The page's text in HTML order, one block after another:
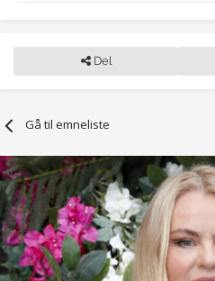
Del
Gå til emneliste